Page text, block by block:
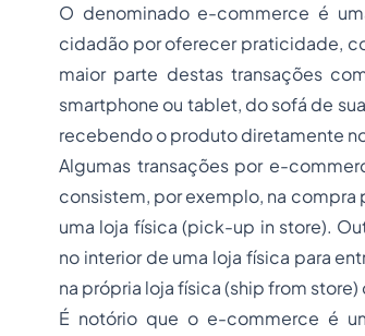
O denominado e-commerce é
cidadão por oferecer praticidade,
maior parte destas transações
smartphone ou tablet, do sofá de
recebendo o produto diretamente
Algumas transações por e-
consistem, por exemplo, na
uma loja física (pick-up in store).
no interior de uma loja física para
na própria loja física (ship from
É notório que o e-commerce é